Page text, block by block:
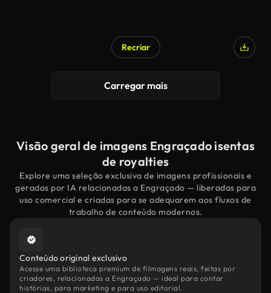
Recriar
Carregar mais
Visão geral de imagens Engraçado isentas
de royalties
Explore uma seleção exclusiva de imagens profissionais e
geradas por IA relacionadas a Engraçado — liberadas para
uso comercial e criadas para se adequarem aos fluxos de
trabalho de conteúdo modernos.
Conteúdo original exclusivo
Acesse uma biblioteca premium de filmagens reais, feitas por
criadores, relacionadas a Engraçado — ideal para contar
histórias, para marketing e para uso editorial.